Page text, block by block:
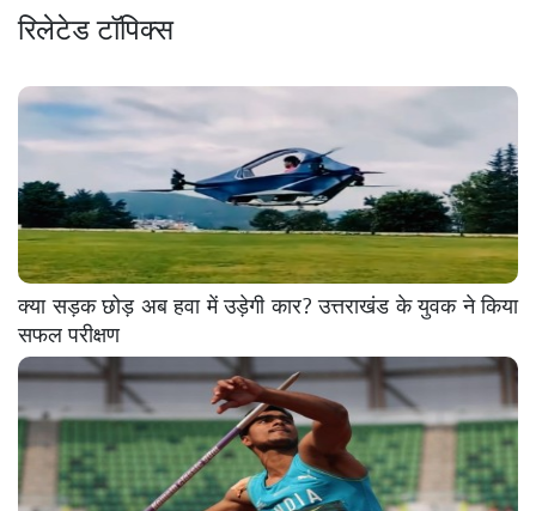
रिलेटेड टॉपिक्स
क्या सड़क छोड़ अब हवा में उड़ेगी कार? उत्तराखंड के युवक ने किया
सफल परीक्षण